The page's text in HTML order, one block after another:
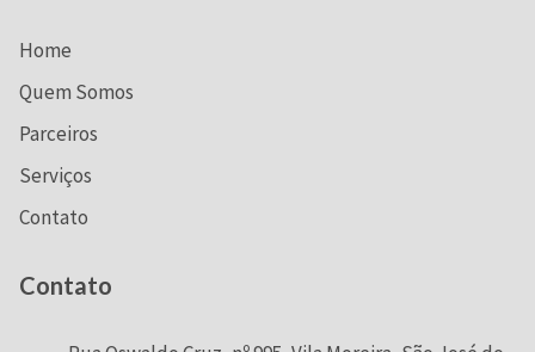
Home
Quem Somos
Parceiros
Serviços
Contato
Contato